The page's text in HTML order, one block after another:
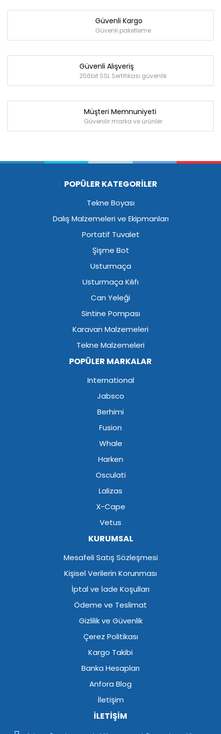
Güvenli Kargo
Güvenli paketleme
Güvenli Alışveriş
256bit SSL Sertifikası güvenlik
Müşteri Memnuniyeti
Güvenilir marka ve ürünler
POPÜLER KATEGORİLER
Tekne Boyası
Dalış Malzemeleri ve Ekipmanları
Portatif Tuvalet
Şişme Bot
Usturmaça
Usturmaça Kılıfı
Can Yeleği
Sintine Pompası
Karavan Malzemeleri
Tekne Malzemeleri
POPÜLER MARKALAR
International
Jabsco
Berhimi
Fusion
Whale
Harken
Osculati
Lalizas
X-Cape
Vetus
KURUMSAL
Mesafeli Satış Sözleşmesi
Kişisel Verilerin Korunması
İptal ve İade Koşulları
Ödeme ve Teslimat
Gizlilik ve Güvenlik
Çerez Politikası
Kargo Takibi
Banka Hesapları
Anfora Blog
İletişim
İLETİŞİM